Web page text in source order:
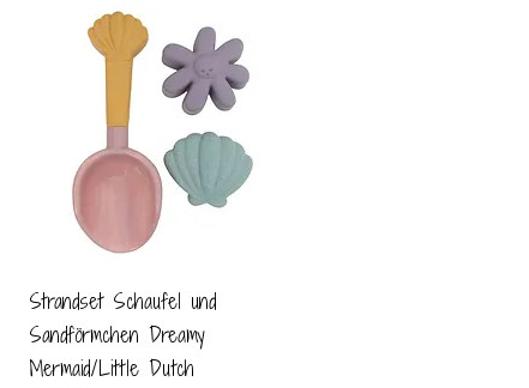
Schnellansicht
Strandset Schaufel und
Sandförmchen Dreamy
Mermaid/Little Dutch